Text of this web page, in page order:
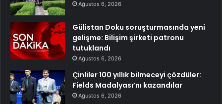
Ağustos 6, 2026
Gülistan Doku soruşturmasında yeni
gelişme: Bilişim şirketi patronu
tutuklandı
Ağustos 6, 2026
Çinliler 100 yıllık bilmeceyi çözdüler:
Fields Madalyası’nı kazandılar
Ağustos 6, 2026